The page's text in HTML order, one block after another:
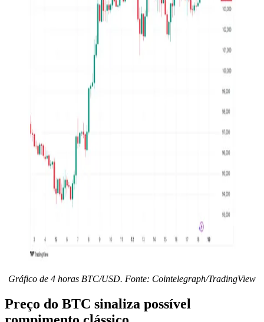
Gráfico de 4 horas BTC/USD. Fonte: Cointelegraph/TradingView
Preço do BTC sinaliza possível